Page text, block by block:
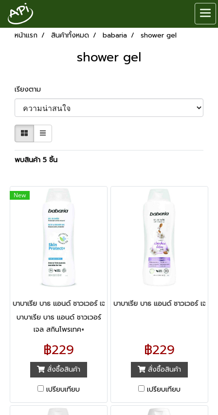
หน้าแรก สินค้าทั้งหมด babaria shower gel
shower gel
เรียงตาม
พบสินค้า 5 ชิ้น
New
บาบาเรีย บาธ แอนด์ ชาวเวอร์ เจล สกินโพรเทค+
บาบาเรีย บาธ แอนด์ ชาวเวอร์
เจล สกินโพรเทค+
฿229
สั่งซื้อสินค้า
เปรียบเทียบ
บาบาเรีย บาธ แอนด์ ชาวเวอร์ เจ
฿229
สั่งซื้อสินค้า
เปรียบเทียบ